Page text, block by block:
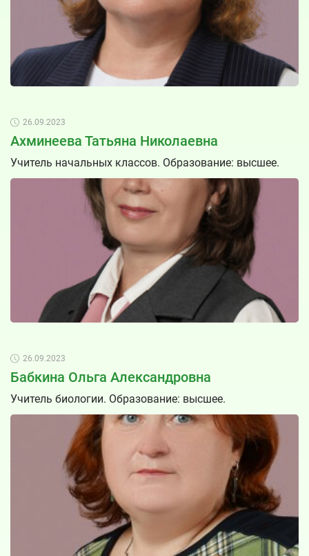
26.09.2023
Ахминеева Татьяна Николаевна
Учитель начальных классов. Образование: высшее.
26.09.2023
Бабкина Ольга Александровна
Учитель биологии. Образование: высшее.